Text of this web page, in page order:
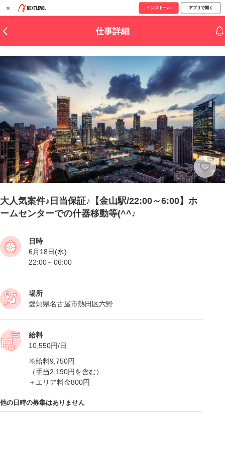
× インストール アプリで開く
仕事詳細
大人気案件♪日当保証♪【金山駅/22:00～6:00】ホ
ームセンターでの什器移動等(^^♪
日時
6月18日(水)
22:00～06:00
場所
愛知県名古屋市熱田区六野
給料
10,550円/日
※給料9,750円
（手当2,190円を含む）
＋エリア料金800円
他の日時の募集はありません